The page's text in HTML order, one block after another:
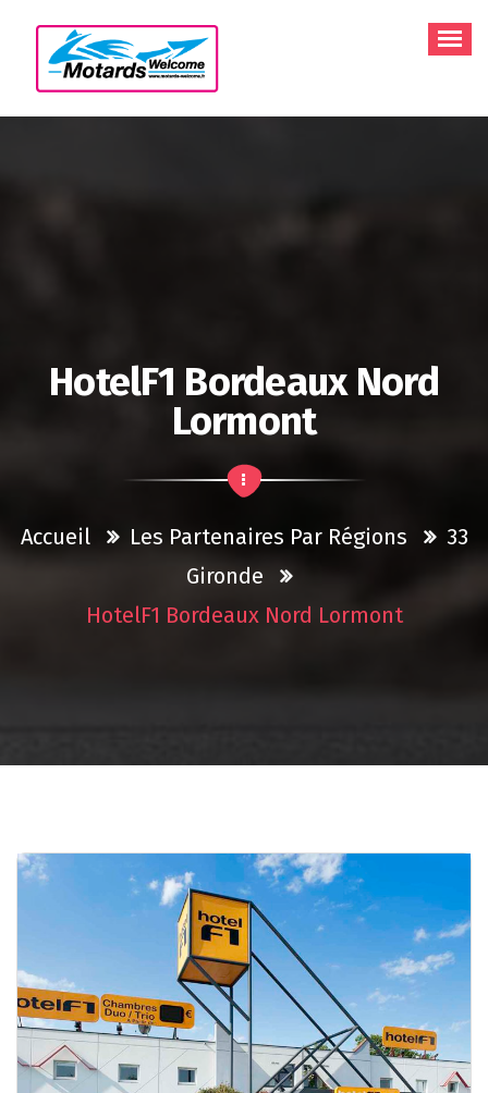
contenu
HotelF1 Bordeaux Nord
Lormont
Accueil Les Partenaires Par Régions
33
Gironde
HotelF1 Bordeaux Nord Lormont